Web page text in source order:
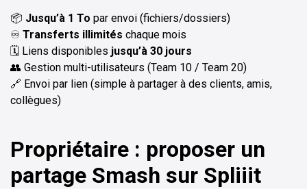
📦 Jusqu’à 1 To par envoi (fichiers/dossiers)
♾️ Transferts illimités chaque mois
🗓️ Liens disponibles jusqu’à 30 jours
👥 Gestion multi-utilisateurs (Team 10 / Team 20)
🔗 Envoi par lien (simple à partager à des clients, amis,
collègues)
Propriétaire : proposer un
partage Smash sur Spliiit